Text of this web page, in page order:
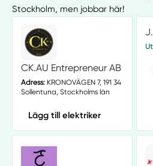
Stockholm, men jobbar här!
CK.AU Entrepreneur AB
Adress:KRONOVÄGEN 7, 191 34
Sollentuna, Stockholms län
Lägg till elektriker